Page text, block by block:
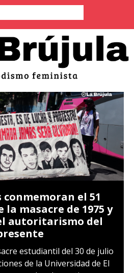
el 51
de 1975 y
del
estudiantil del 30 de julio
de la Universidad de El